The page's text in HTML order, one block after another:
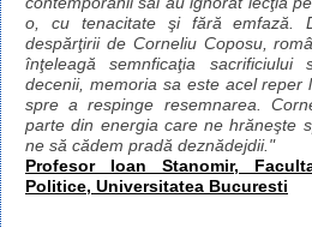
o, cu tenacitate şi fără emfază.
despărţirii de Corneliu Coposu,
înţeleagă semnficaţia sacrificiului
decenii, memoria sa este acel reper
spre a respinge resemnarea.
parte din energia care ne hrăneşte
ne să cădem pradă deznădejdii."
Profesor Ioan Stanomir,
Politice, Universitatea Bucuresti